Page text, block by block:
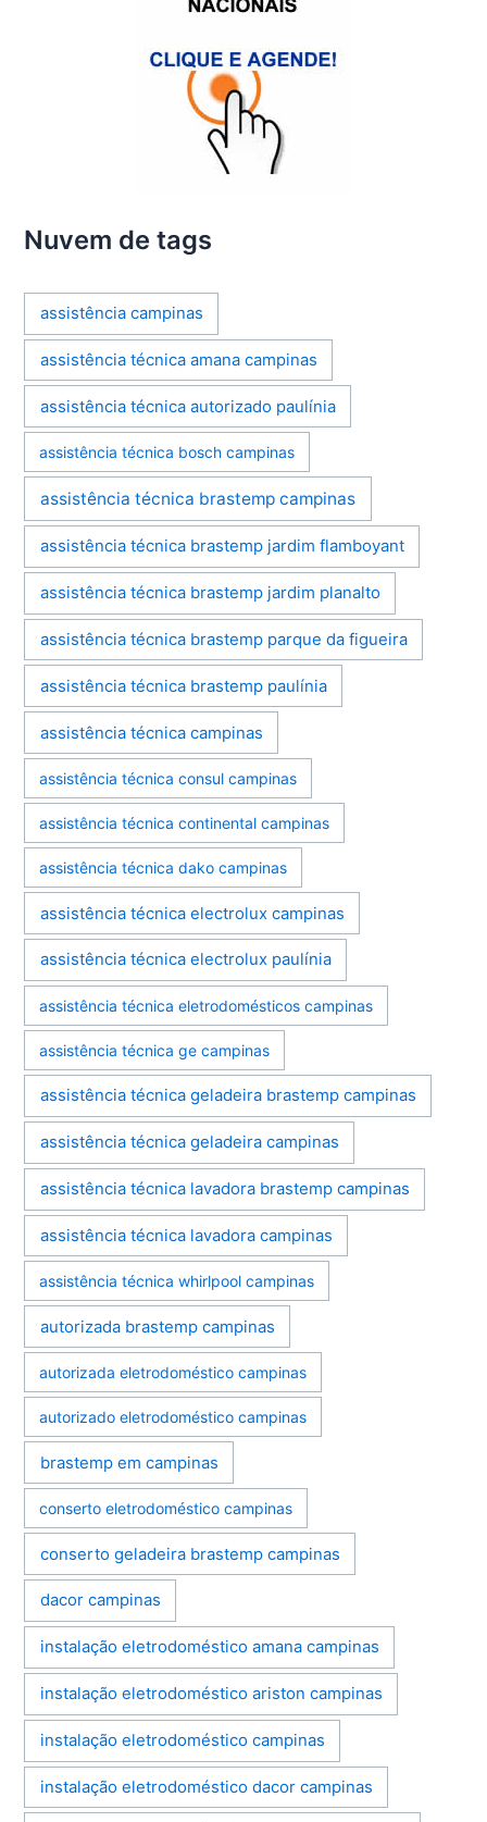
Nuvem de tags
assistência campinas
assistência técnica amana campinas
assistência técnica autorizado paulínia
assistência técnica bosch campinas
assistência técnica brastemp campinas
assistência técnica brastemp jardim flamboyant
assistência técnica brastemp jardim planalto
assistência técnica brastemp parque da figueira
assistência técnica brastemp paulínia
assistência técnica campinas
assistência técnica consul campinas
assistência técnica continental campinas
assistência técnica dako campinas
assistência técnica electrolux campinas
assistência técnica electrolux paulínia
assistência técnica eletrodomésticos campinas
assistência técnica ge campinas
assistência técnica geladeira brastemp campinas
assistência técnica geladeira campinas
assistência técnica lavadora brastemp campinas
assistência técnica lavadora campinas
assistência técnica whirlpool campinas
autorizada brastemp campinas
autorizada eletrodoméstico campinas
autorizado eletrodoméstico campinas
brastemp em campinas
conserto eletrodoméstico campinas
conserto geladeira brastemp campinas
dacor campinas
instalação eletrodoméstico amana campinas
instalação eletrodoméstico ariston campinas
instalação eletrodoméstico campinas
instalação eletrodoméstico dacor campinas